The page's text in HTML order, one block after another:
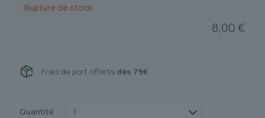
Rupture de stock
8,00€
Frais de port offerts dès 79€
Quantité